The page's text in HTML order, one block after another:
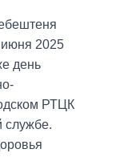
2025
день
РТЦК
службе.